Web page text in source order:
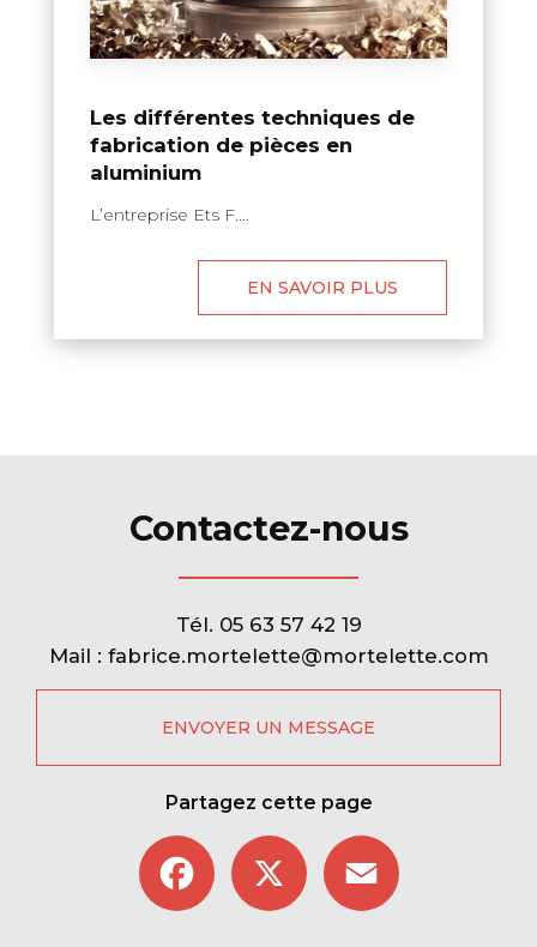
Les différentes techniques de
fabrication de pièces en
aluminium
L’entreprise Ets F....
EN SAVOIR PLUS
Contactez-nous
Tél. 05 63 57 42 19
Mail : fabrice.mortelette@mortelette.com
ENVOYER UN MESSAGE
Partagez cette page
Facebook